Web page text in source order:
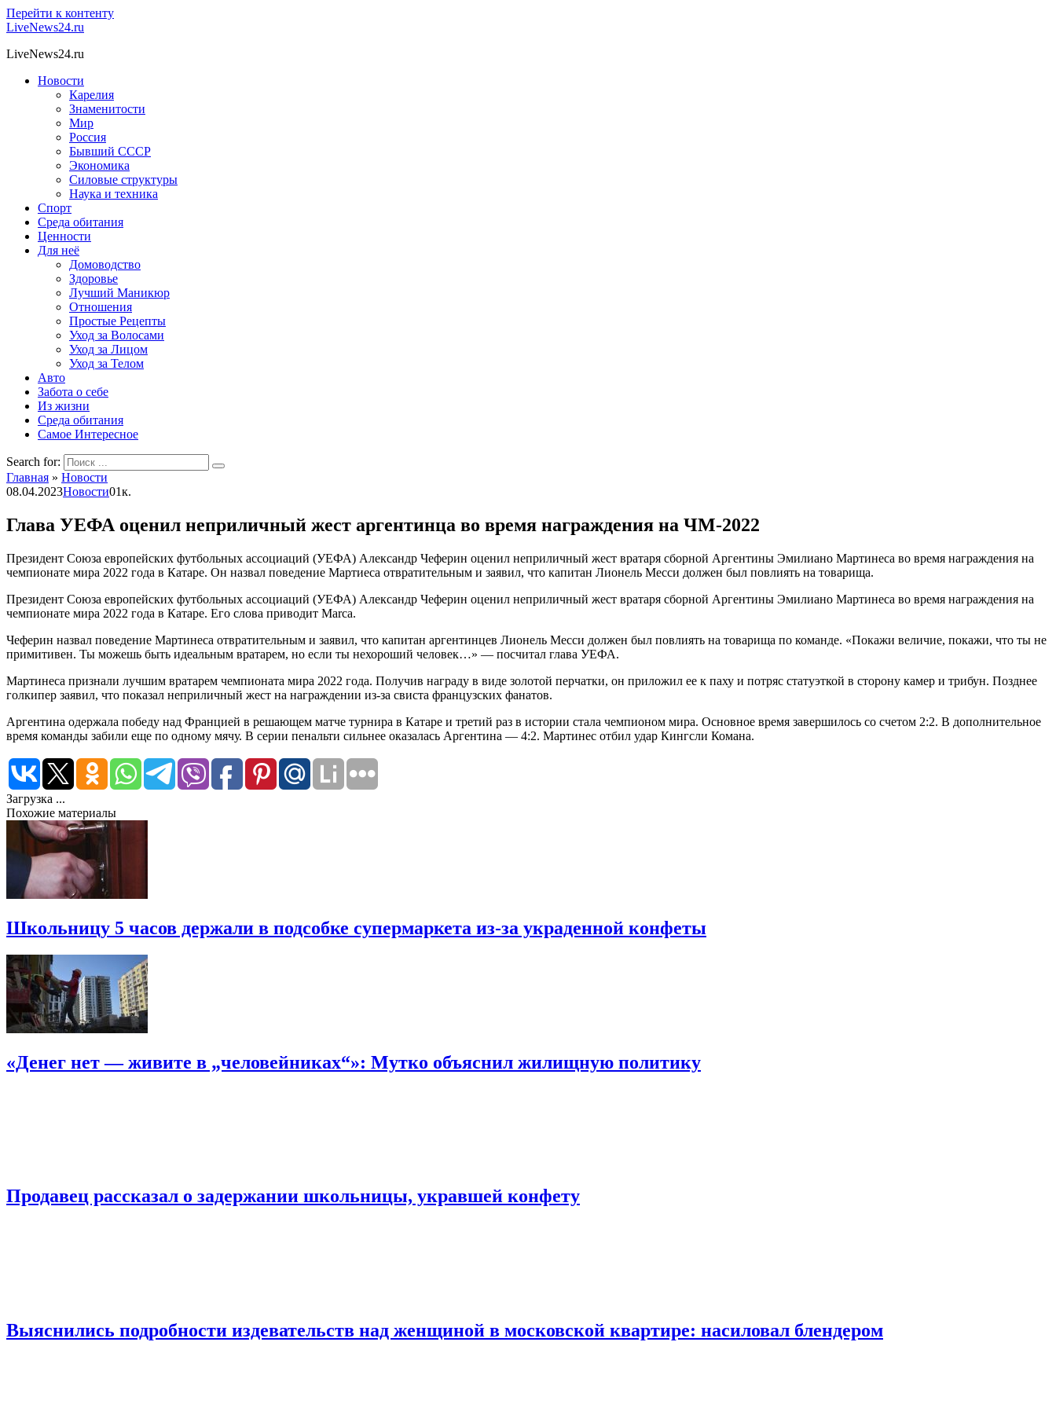
Перейти к контенту
LiveNews24.ru
LiveNews24.ru
Новости
Карелия
Знаменитости
Мир
Россия
Бывший СССР
Экономика
Силовые структуры
Наука и техника
Спорт
Среда обитания
Ценности
Для неё
Домоводство
Здоровье
Лучший Маникюр
Отношения
Простые Рецепты
Уход за Волосами
Уход за Лицом
Уход за Телом
Авто
Забота о себе
Из жизни
Среда обитания
Самое Интересное
Search for:
Главная » Новости
08.04.2023Новости01к.
Глава УЕФА оценил неприличный жест аргентинца во время награждения на ЧМ-2022
Президент Союза европейских футбольных ассоциаций (УЕФА) Александр Чеферин оценил неприличный жест вратаря сборной Аргентины Эмилиано Мартинеса во время награждения на
чемпионате мира 2022 года в Катаре. Он назвал поведение Мартиеса отвратительным и заявил, что капитан Лионель Месси должен был повлиять на товарища.
Президент Союза европейских футбольных ассоциаций (УЕФА) Александр Чеферин оценил неприличный жест вратаря сборной Аргентины Эмилиано Мартинеса во время награждения на
чемпионате мира 2022 года в Катаре. Его слова приводит Marca.
Чеферин назвал поведение Мартинеса отвратительным и заявил, что капитан аргентинцев Лионель Месси должен был повлиять на товарища по команде. «Покажи величие, покажи, что ты не
примитивен. Ты можешь быть идеальным вратарем, но если ты нехороший человек…» — посчитал глава УЕФА.
Мартинеса признали лучшим вратарем чемпионата мира 2022 года. Получив награду в виде золотой перчатки, он приложил ее к паху и потряс статуэткой в сторону камер и трибун. Позднее
голкипер заявил, что показал неприличный жест на награждении из-за свиста французских фанатов.
Аргентина одержала победу над Францией в решающем матче турнира в Катаре и третий раз в истории стала чемпионом мира. Основное время завершилось со счетом 2:2. В дополнительное
время команды забили еще по одному мячу. В серии пенальти сильнее оказалась Аргентина — 4:2. Мартинес отбил удар Кингсли Комана.
Загрузка ...
Похожие материалы
Школьницу 5 часов держали в подсобке супермаркета из-за украденной конфеты
«Денег нет — живите в „человейниках“»: Мутко объяснил жилищную политику
Продавец рассказал о задержании школьницы, укравшей конфету
Выяснились подробности издевательств над женщиной в московской квартире: насиловал блендером